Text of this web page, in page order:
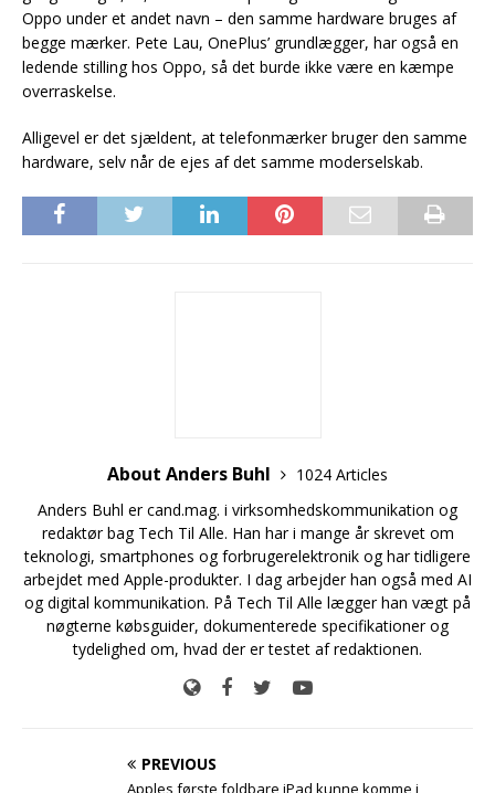
Oppo under et andet navn – den samme hardware bruges af
begge mærker. Pete Lau, OnePlus’ grundlægger, har også en
ledende stilling hos Oppo, så det burde ikke være en kæmpe
overraskelse.
Alligevel er det sjældent, at telefonmærker bruger den samme
hardware, selv når de ejes af det samme moderselskab.
About Anders Buhl
1024 Articles
Anders Buhl er cand.mag. i virksomhedskommunikation og
redaktør bag Tech Til Alle. Han har i mange år skrevet om
teknologi, smartphones og forbrugerelektronik og har tidligere
arbejdet med Apple-produkter. I dag arbejder han også med AI
og digital kommunikation. På Tech Til Alle lægger han vægt på
nøgterne købsguider, dokumenterede specifikationer og
tydelighed om, hvad der er testet af redaktionen.
PREVIOUS
Apples første foldbare iPad kunne komme i